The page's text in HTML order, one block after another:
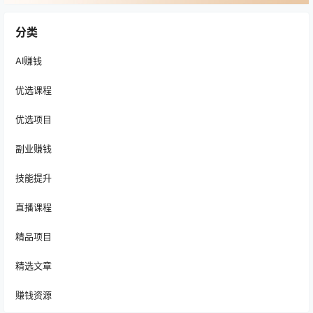
分类
AI赚钱
优选课程
优选项目
副业赚钱
技能提升
直播课程
精品项目
精选文章
赚钱资源